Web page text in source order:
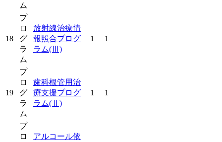
ム
18
プ
ロ
グ
ラ
ム
放射線治療情
報照合プログ
ラム(Ⅲ)
1 1
19
プ
ロ
グ
ラ
ム
歯科根管用治
療支援プログ
ラム(Ⅱ)
1 1
プ
ロ
アルコール依